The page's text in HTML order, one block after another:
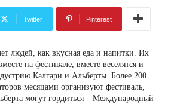
Twitter Pinterest
людей, как вкусная еда и напитки. Их
на фестивале, вместе веселятся и
Калгари и Альберты. Более 200
месяцами организуют фестиваль,
могут гордиться – Международный